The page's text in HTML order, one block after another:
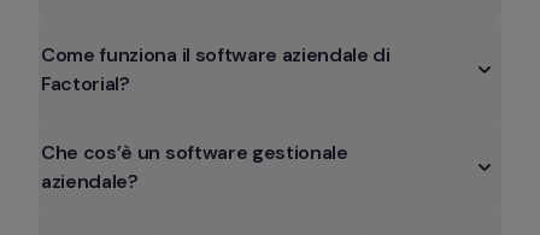
Come funziona il software aziendale di
Factorial?
Che cos’è un software gestionale
aziendale?